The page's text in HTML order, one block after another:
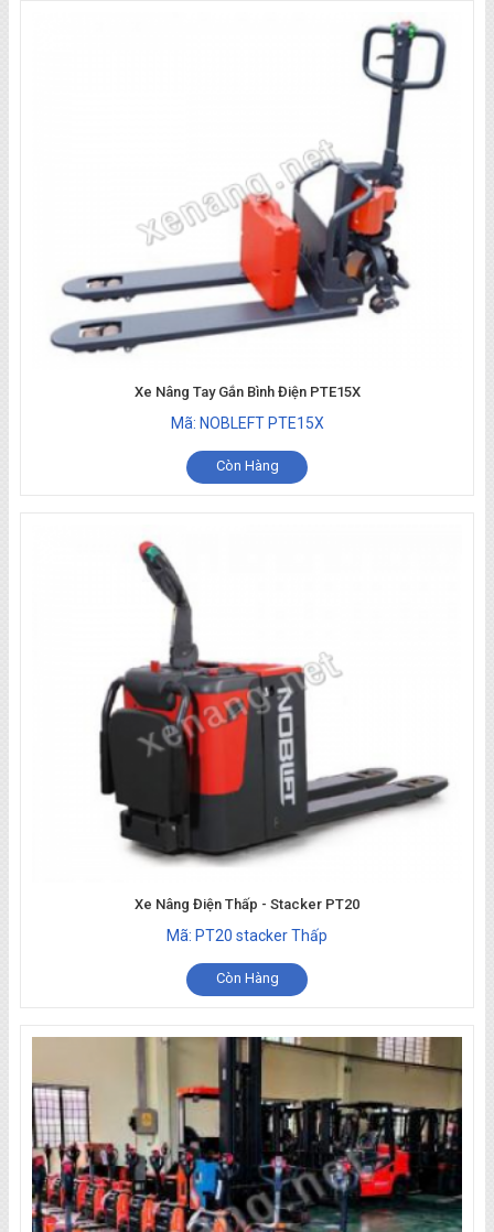
Xe Nâng Tay Gắn Bình Điện PTE15X
Mã: NOBLEFT PTE15X
Còn Hàng
Xe Nâng Điện Thấp - Stacker PT20
Mã: PT20 stacker Thấp
Còn Hàng